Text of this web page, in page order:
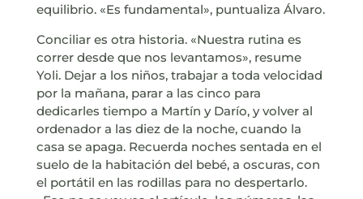
equilibrio. «Es fundamental», puntualiza Álvaro.
Conciliar es otra historia. «Nuestra rutina es
correr desde que nos levantamos», resume
Yoli. Dejar a los niños, trabajar a toda velocidad
por la mañana, parar a las cinco para
dedicarles tiempo a Martín y Darío, y volver al
ordenador a las diez de la noche, cuando la
casa se apaga. Recuerda noches sentada en el
suelo de la habitación del bebé, a oscuras, con
el portátil en las rodillas para no despertarlo.